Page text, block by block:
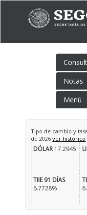
Notas
Menú
Tipo de cambio y
de 2026ver histórico
DÓLAR17.2945
TIIE 91 DÍAS
6.7728%